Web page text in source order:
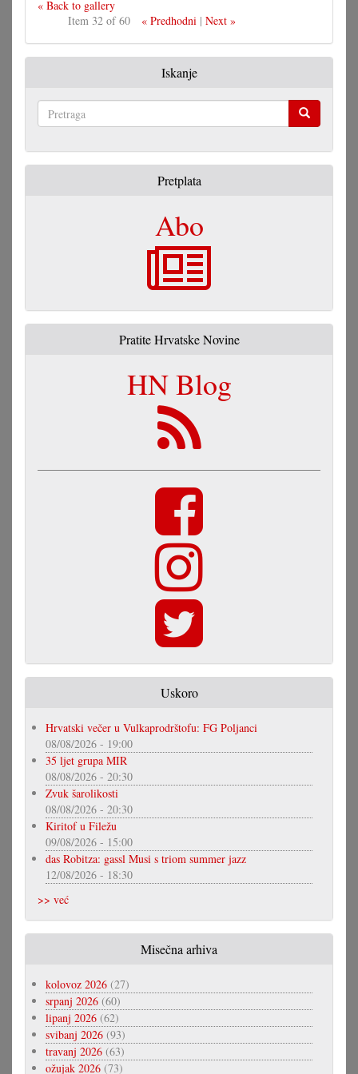
« Back to gallery
Item 32 of 60
« Predhodni| Next »
Iskanje
Pretplata
Abo
Pratite Hrvatske Novine
HN Blog
Uskoro
Hrvatski večer u Vulkaprodrštofu: FG Poljanci
08/08/2026 - 19:00
35 ljet grupa MIR
08/08/2026 - 20:30
Zvuk šarolikosti
08/08/2026 - 20:30
Kiritof u Filežu
09/08/2026 - 15:00
das Robitza: gassl Musi s triom summer jazz
12/08/2026 - 18:30
>> već
Misečna arhiva
kolovoz 2026 (27)
srpanj 2026 (60)
lipanj 2026 (62)
svibanj 2026 (93)
travanj 2026 (63)
ožujak 2026 (73)